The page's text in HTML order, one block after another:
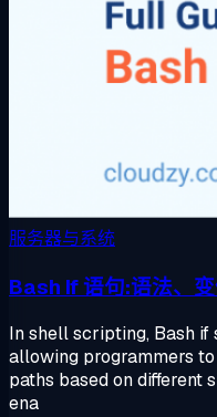
服务器与系统
Bash If 语句:语法、
In shell scripting, Bash
allowing programmers
paths based on different
ena